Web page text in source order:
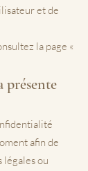
et de
la page «
afin de
ou